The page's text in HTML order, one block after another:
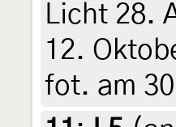
Licht 28.
12.
fot. am